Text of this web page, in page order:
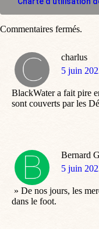
charlus
dit
5 juin
BlackWater a fait pire
sont couverts par les
Bernard
dit
5 juin
» De nos jours, les
dans le foot.
Commentaires fermés.